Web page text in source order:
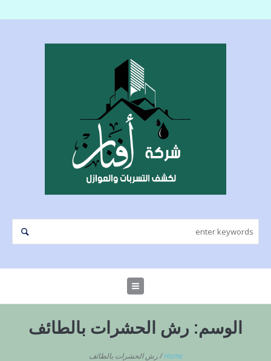
الوسم: رش الحشرات بالطائف
Home
/رش الحشرات بالطائف